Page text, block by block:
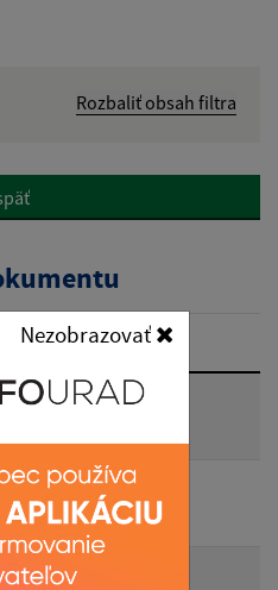
Nezobrazovať
Rozbaliť obsah filtra
Reset
ObZ zo dňa
ObZ zo dňa